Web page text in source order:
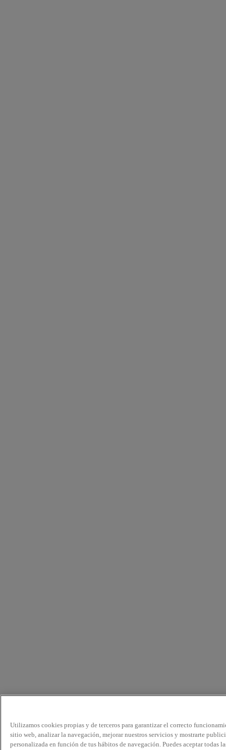
Utilizamos cookies propias y de terceros para garantizar el correcto
sitio web, analizar la navegación, mejorar nuestros servicios y mostrarte
personalizada en función de tus hábitos de navegación. Puedes aceptar todas